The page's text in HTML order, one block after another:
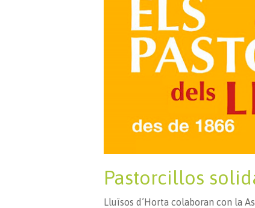
Pastorcillos
Lluïsos d’Horta colaboran con la